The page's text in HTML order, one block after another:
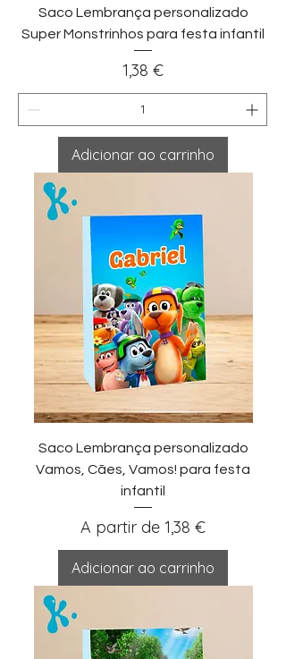
Saco Lembrança personalizado
Super Monstrinhos para festa infantil
Preço
1,38 €
Adicionar ao carrinho
Saco Lembrança personalizado
Vamos, Cães, Vamos! para festa
infantil
A partir de 1,38 €
Preço promocional
Adicionar ao carrinho